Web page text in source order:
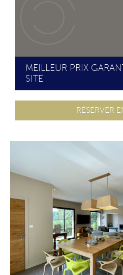
MEILLEUR PRIX
SITE
RÉSERVER